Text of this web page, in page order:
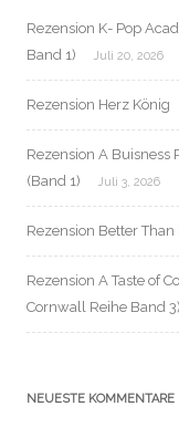
Rezension K- Pop
Band 1)
Juli 20, 2026
Rezension Herz König
Rezension A Buisness
(Band 1)
Juli 3, 2026
Rezension Better
Rezension A Taste of
Cornwall Reihe Band 3)
NEUESTE KOMMENTARE